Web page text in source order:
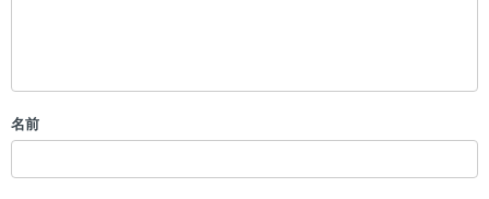
・一度削除された投稿を再び投稿すること
・アカウントの売買など金銭が絡む内容の投稿
名前